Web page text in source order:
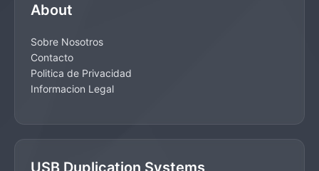
About
Sobre Nosotros
Contacto
Politica de Privacidad
Informacion Legal
USB Duplication Systems